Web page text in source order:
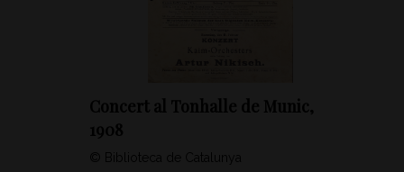
Concert al Tonhalle de Munic,
1908
© Biblioteca de Catalunya